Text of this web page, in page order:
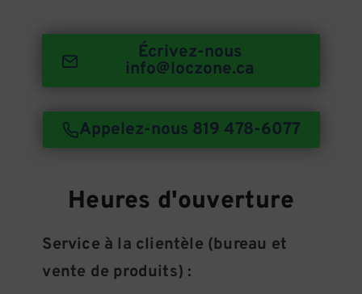
Écrivez-nous
info@loczone.ca
Appelez-nous 819 478-6077
Heures d'ouverture
Service à la clientèle (bureau et
vente de produits) :